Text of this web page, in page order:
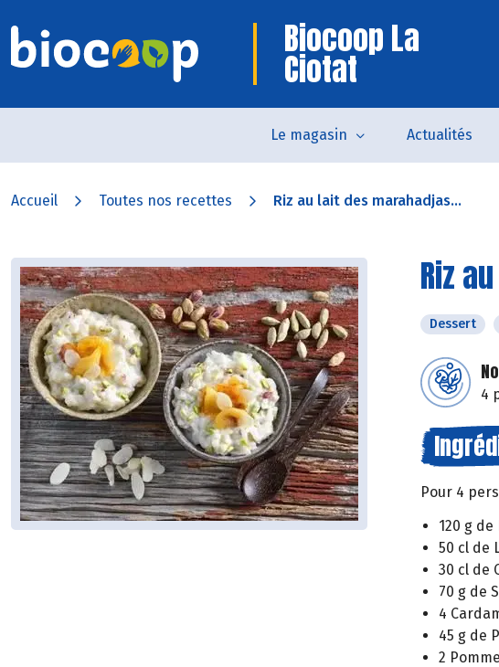
Biocoop La
Ciotat
Le magasin Actualités
Accueil Toutes nos recettes Riz au lait des marahadjas...
Riz
Dessert
4
Pour 4
120 g
50 cl de
30 cl de
70 g de
4
45 g de
2 Pomme